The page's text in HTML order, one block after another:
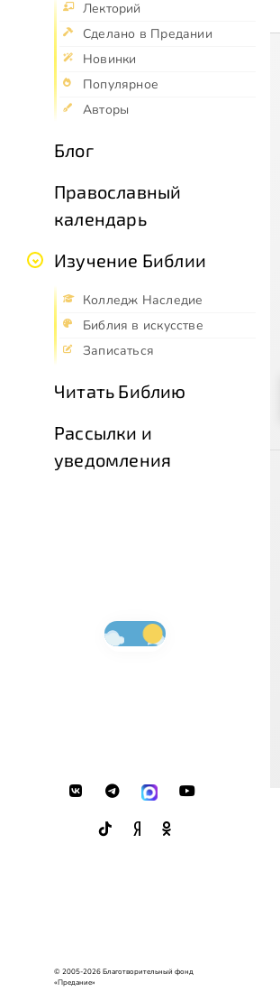
Лекторий
Сделано в Предании
Новинки
Популярное
Авторы
Блог
Православный
календарь
Изучение Библии
Колледж Наследие
Библия в искусстве
Записаться
Читать Библию
Рассылки и
уведомления
© 2005-2026 Благотворительный фонд
«Предание»